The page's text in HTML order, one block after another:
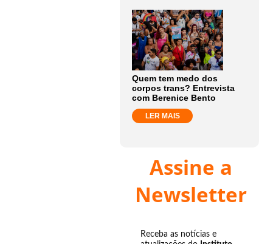
Quem tem medo dos
corpos trans? Entrevista
com Berenice Bento
LER MAIS
Assine a
Newsletter
Receba as notícias e